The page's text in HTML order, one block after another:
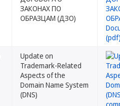
ЗАКОНАХ ПО
ОБРАЗЦАМ (ДЗО)
Update on
Trademark-Related
Aspects of the
Domain Name System
(DNS)